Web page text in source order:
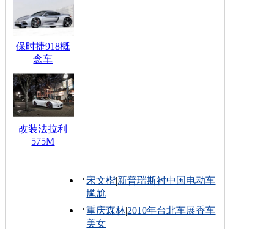
保时捷918概
念车
改装法拉利
575M
宋文楷|新普瑞斯衬中国电动车
尴尬
重庆森林|2010年台北车展香车
美女